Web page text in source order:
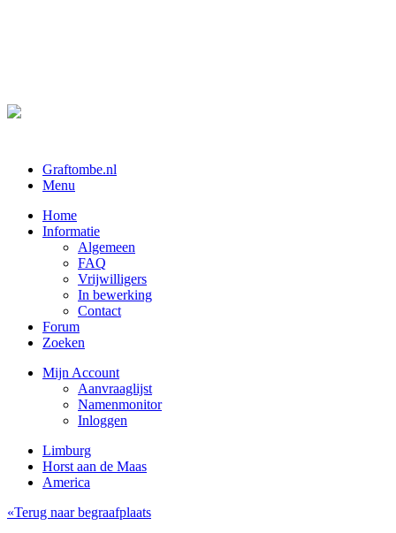
Graftombe.nl
Menu
Home
Informatie
Algemeen
FAQ
Vrijwilligers
In bewerking
Contact
Forum
Zoeken
Mijn Account
Aanvraaglijst
Namenmonitor
Inloggen
Limburg
Horst aan de Maas
America
«Terug naar begraafplaats